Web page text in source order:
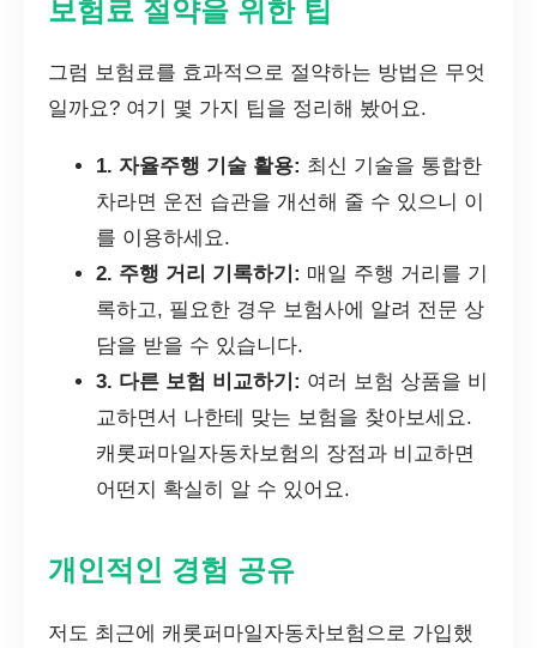
보험료 절약을 위한 팁
그럼 보험료를 효과적으로 절약하는 방법은 무엇
일까요? 여기 몇 가지 팁을 정리해 봤어요.
1. 자율주행 기술 활용: 최신 기술을 통합한
차라면 운전 습관을 개선해 줄 수 있으니 이
를 이용하세요.
2. 주행 거리 기록하기: 매일 주행 거리를 기
록하고, 필요한 경우 보험사에 알려 전문 상
담을 받을 수 있습니다.
3. 다른 보험 비교하기: 여러 보험 상품을 비
교하면서 나한테 맞는 보험을 찾아보세요.
캐롯퍼마일자동차보험의 장점과 비교하면
어떤지 확실히 알 수 있어요.
개인적인 경험 공유
저도 최근에 캐롯퍼마일자동차보험으로 가입했